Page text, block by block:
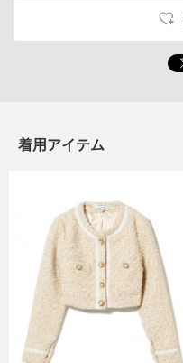
着用アイテム